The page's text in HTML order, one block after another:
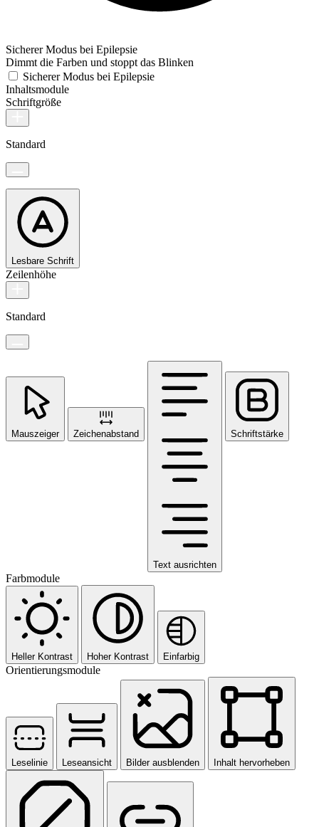
Sicherer Modus bei Epilepsie
Dimmt die Farben und stoppt das Blinken
Sicherer Modus bei Epilepsie
Inhaltsmodule
Schriftgröße
Standard
Lesbare Schrift
Zeilenhöhe
Standard
Mauszeiger Zeichenabstand
Text ausrichten
Schriftstärke
Farbmodule
Heller Kontrast Hoher Kontrast Einfarbig
Orientierungsmodule
Leselinie Leseansicht Bilder ausblenden Inhalt hervorheben